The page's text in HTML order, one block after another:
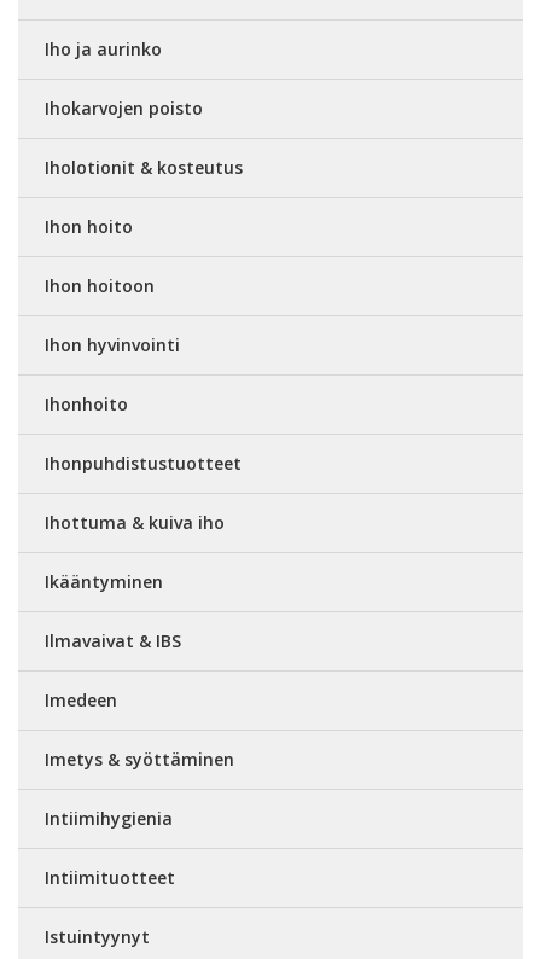
Iho ja aurinko
Ihokarvojen poisto
Iholotionit & kosteutus
Ihon hoito
Ihon hoitoon
Ihon hyvinvointi
Ihonhoito
Ihonpuhdistustuotteet
Ihottuma & kuiva iho
Ikääntyminen
Ilmavaivat & IBS
Imedeen
Imetys & syöttäminen
Intiimihygienia
Intiimituotteet
Istuintyynyt